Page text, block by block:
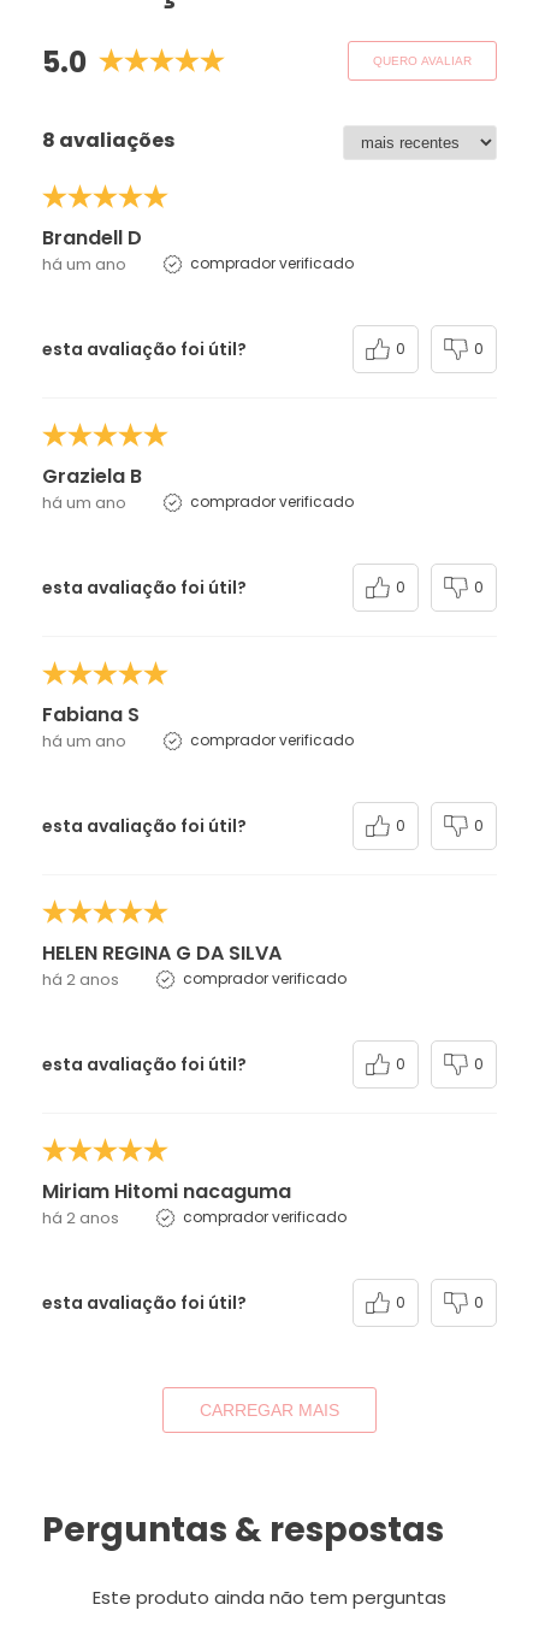
5.0 QUERO AVALIAR
8 avaliações
Brandell D
há um ano comprador verificado
esta avaliação foi útil? 0 0
Graziela B
há um ano comprador verificado
esta avaliação foi útil? 0 0
Fabiana S
há um ano comprador verificado
esta avaliação foi útil? 0 0
HELEN REGINA G DA SILVA
há 2 anos comprador verificado
esta avaliação foi útil? 0 0
Miriam Hitomi nacaguma
há 2 anos comprador verificado
esta avaliação foi útil? 0 0
CARREGAR MAIS
Perguntas & respostas
Este produto ainda não tem perguntas